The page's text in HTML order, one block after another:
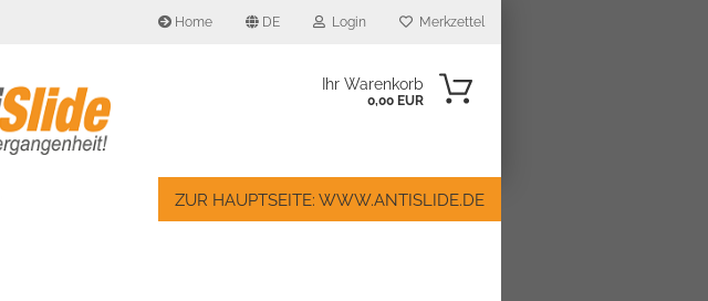
Home DE
Lieferland
Login
E-Mail
Merkzettel
Ihr Warenkorb
0,00 EUR
ZUR HAUPTSEITE: WWW.ANTISLIDE.DE